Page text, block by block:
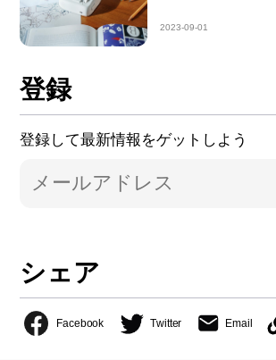
2023-09-01
登録
登録して最新情報をゲットしよう
シェア
Facebook Twitter Email